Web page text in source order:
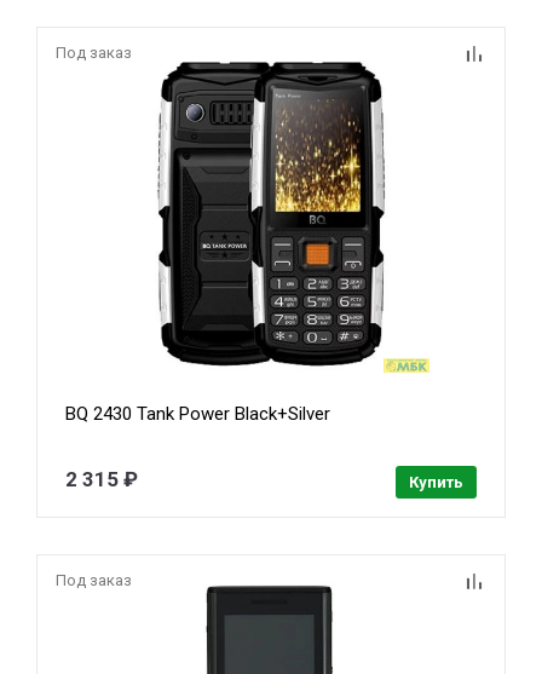
Под заказ
BQ 2430 Tank Power Black+Silver
2 315 ₽ Купить
Под заказ